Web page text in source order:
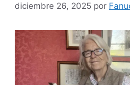
diciembre 26, 2025 por